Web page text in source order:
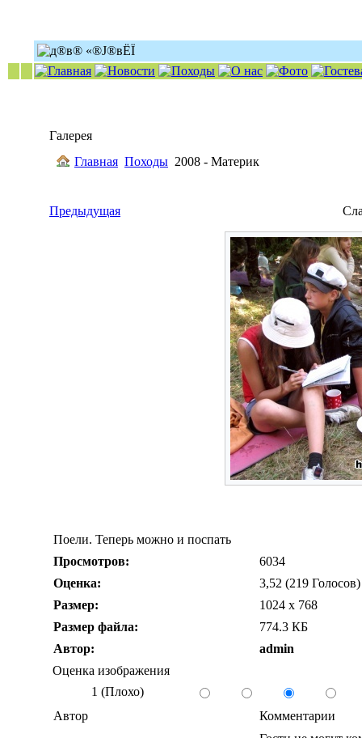
Галерея
Главная Походы 2008 - Материк
Предыдущая
Поели. Теперь можно и поспать
Просмотров:
6034
Оценка:
3,52 (219 Голосов)
Размер:
1024 x 768
Размер файла:
774.3 КБ
Автор:
admin
Оценка изображения
1 (Плохо)
Автор
Комментарии